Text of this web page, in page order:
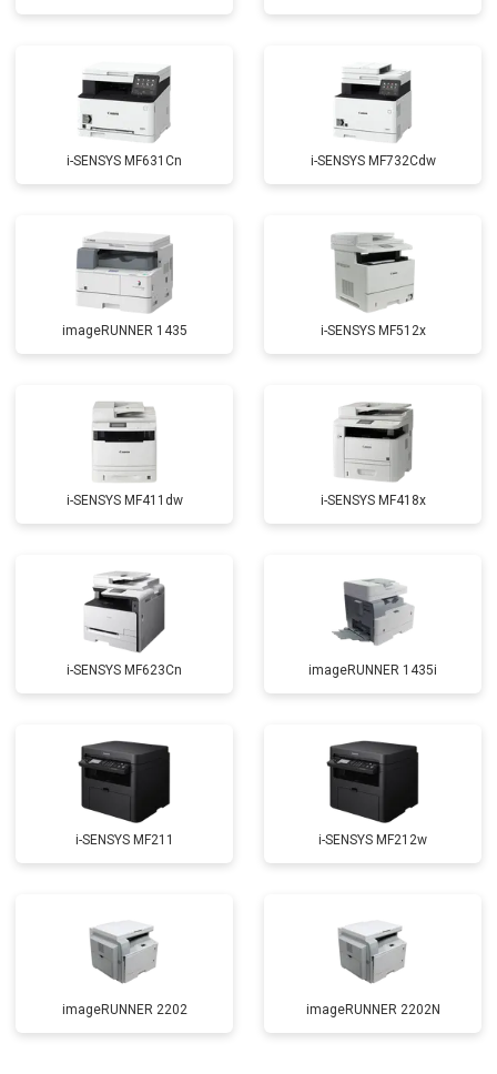
i-SENSYS MF631Cn i-SENSYS MF732Cdw
imageRUNNER 1435 i-SENSYS MF512x
i-SENSYS MF411dw i-SENSYS MF418x
i-SENSYS MF623Cn imageRUNNER 1435i
i-SENSYS MF211 i-SENSYS MF212w
imageRUNNER 2202 imageRUNNER 2202N